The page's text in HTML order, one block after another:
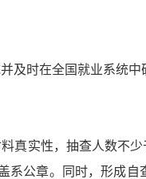
及时在全国就业系统
真实性，抽查人数不
系公章。同时，形成自